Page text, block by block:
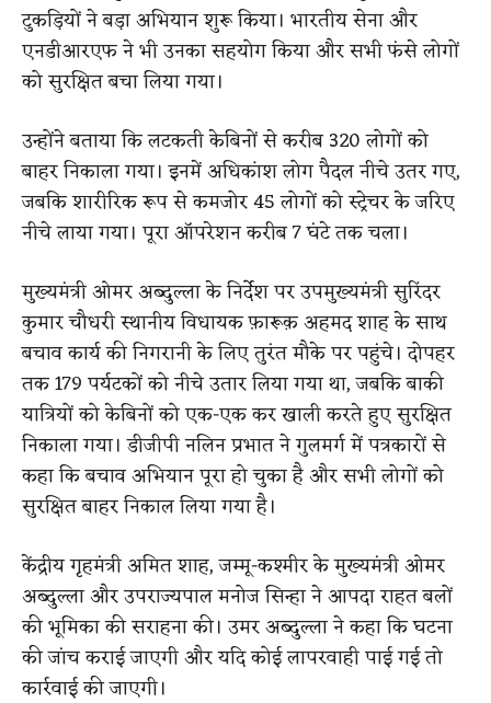
टुकड़ियों ने बड़ा अभियान शुरू किया। भारतीय सेना और
एनडीआरएफ ने भी उनका सहयोग किया और सभी फंसे लोगों
को सुरक्षित बचा लिया गया।
उन्होंने बताया कि लटकती केबिनों से करीब 320 लोगों को
बाहर निकाला गया। इनमें अधिकांश लोग पैदल नीचे उतर गए,
जबकि शारीरिक रूप से कमजोर 45 लोगों को स्ट्रेचर के जरिए
नीचे लाया गया। पूरा ऑपरेशन करीब 7 घंटे तक चला।
मुख्यमंत्री ओमर अब्दुल्ला के निर्देश पर उपमुख्यमंत्री सुरिंदर
कुमार चौधरी स्थानीय विधायक फ़ारूक़ अहमद शाह के साथ
बचाव कार्य की निगरानी के लिए तुरंत मौके पर पहुंचे। दोपहर
तक 179 पर्यटकों को नीचे उतार लिया गया था, जबकि बाकी
यात्रियों को केबिनों को एक-एक कर खाली करते हुए सुरक्षित
निकाला गया। डीजीपी नलिन प्रभात ने गुलमर्ग में पत्रकारों से
कहा कि बचाव अभियान पूरा हो चुका है और सभी लोगों को
सुरक्षित बाहर निकाल लिया गया है।
केंद्रीय गृहमंत्री अमित शाह, जम्मू-कश्मीर के मुख्यमंत्री ओमर
अब्दुल्ला और उपराज्यपाल मनोज सिन्हा ने आपदा राहत बलों
की भूमिका की सराहना की। उमर अब्दुल्ला ने कहा कि घटना
की जांच कराई जाएगी और यदि कोई लापरवाही पाई गई तो
कार्रवाई की जाएगी।